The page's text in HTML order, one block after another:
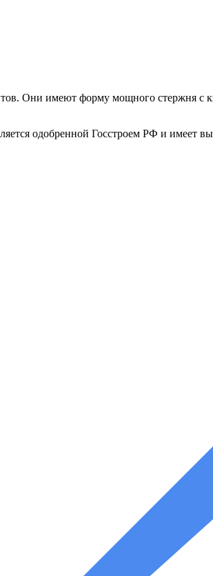
Они имеют форму мощного стержня с
одобренной Госстроем РФ и имеет